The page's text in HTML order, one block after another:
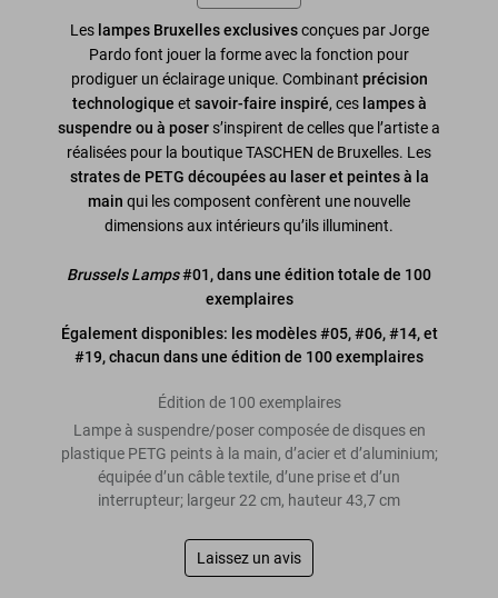
Les lampes Bruxelles exclusivesconçues par Jorge
Pardo font jouer la forme avec la fonction pour
prodiguer un éclairage unique. Combinant précision
technologique et savoir-faire inspiré, ceslampes à
suspendre ou à poser s’inspirent de celles que l’artiste a
réalisées pour la boutique TASCHEN de Bruxelles. Les
strates de PETG découpées au laser et peintes à la
main qui les composent confèrent une nouvelle
dimensions aux intérieurs qu’ils illuminent.
Brussels Lamps#01, dans une édition totale de 100
exemplaires
Également disponibles: les modèles #05, #06, #14, et
#19, chacun dans une édition de 100 exemplaires
Édition de 100 exemplaires
Lampe à suspendre/poser composée de disques en
plastique PETG peints à la main, d’acier et d’aluminium;
équipée d’un câble textile, d’une prise et d’un
interrupteur; largeur 22 cm, hauteur 43,7 cm
Laissez un avis